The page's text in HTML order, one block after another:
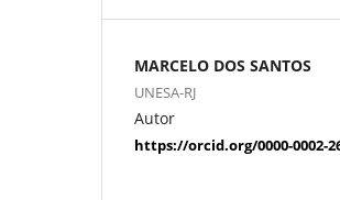
MARCELO DOS SANTOS
UNESA-RJ
Autor
https://orcid.org/0000-0002-